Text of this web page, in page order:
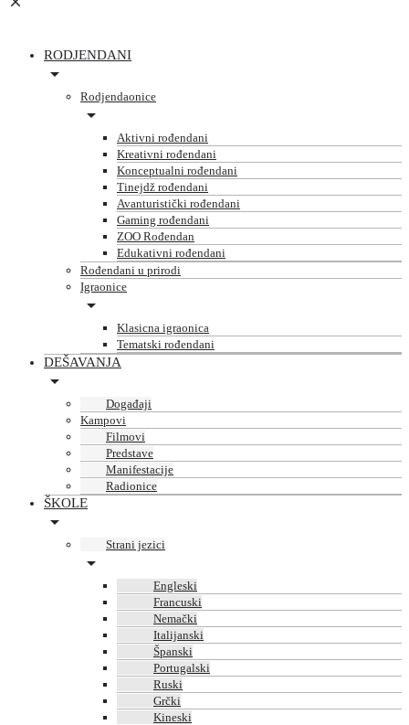
RODJENDANI
Rodjendaonice
Aktivni rođendani
Kreativni rođendani
Konceptualni rođendani
Tinejdž rođendani
Avanturistički rođendani
Gaming rođendani
ZOO Rođendan
Edukativni rođendani
Rođendani u prirodi
Igraonice
Klasicna igraonica
Tematski rođendani
DEŠAVANJA
Događaji
Kampovi
Filmovi
Predstave
Manifestacije
Radionice
ŠKOLE
Strani jezici
Engleski
Francuski
Nemački
Italijanski
Španski
Portugalski
Ruski
Grčki
Kineski